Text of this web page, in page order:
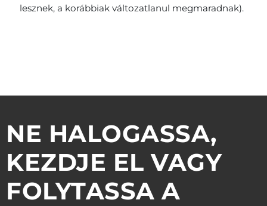
lesznek, a korábbiak változatlanul megmaradnak).
NE HALOGASSA,
KEZDJE EL VAGY
FOLYTASSA A